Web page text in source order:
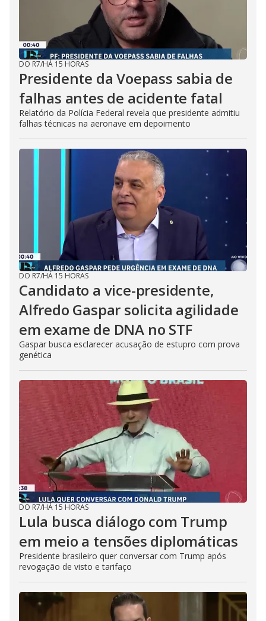
DO R7/HÁ 15 HORAS
Presidente da Voepass sabia de
falhas antes de acidente fatal
Relatório da Polícia Federal revela que presidente admitiu
falhas técnicas na aeronave em depoimento
DO R7/HÁ 15 HORAS
Candidato a vice-presidente,
Alfredo Gaspar solicita agilidade
em exame de DNA no STF
Gaspar busca esclarecer acusação de estupro com prova
genética
DO R7/HÁ 15 HORAS
Lula busca diálogo com Trump
em meio a tensões diplomáticas
Presidente brasileiro quer conversar com Trump após
revogação de visto e tarifaço